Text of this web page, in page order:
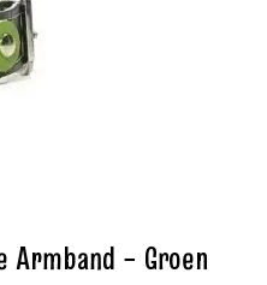
– Groen